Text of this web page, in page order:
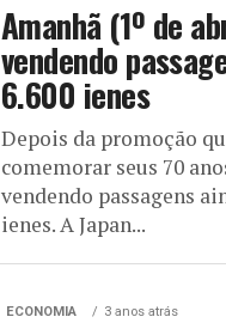
Amanhã (1º de
vendendo
6.600 ienes
Depois da promoção
comemorar seus 70
vendendo passagens
ienes. A Japan...
ECONOMIA 3 anos atrás